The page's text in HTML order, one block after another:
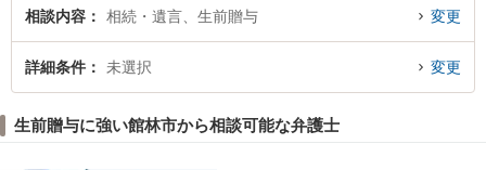
検索したい』『初回相談無料で生前贈与を法律相談できる館林市内の弁護士に
相談予約したい』などでお困りの相談者さんにおすすめです。
相談内容 相続・遺言、生前贈与 変更
詳細条件 未選択 変更
生前贈与に強い館林市から相談可能な弁護士